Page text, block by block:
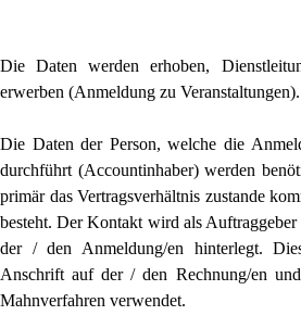
Die Daten werden erhoben,
erwerben (Anmeldung zu Veranstaltungen).
Die Daten der Person, welche die
durchführt (Accountinhaber) werden
primär das Vertragsverhältnis zustande
besteht. Der Kontakt wird als
der / den Anmeldung/en hinterlegt.
Anschrift auf der / den Rechnung/en
Mahnverfahren verwendet.